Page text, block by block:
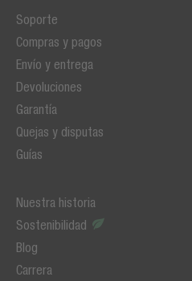
Soporte
Compras y pagos
Envío y entrega
Devoluciones
Garantía
Quejas y disputas
Guías
Nuestra historia
Sostenibilidad
Blog
Carrera